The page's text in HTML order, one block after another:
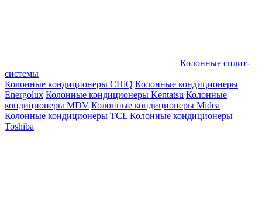
Колонные сплит-
системы
Колонные кондиционеры CHiQ Колонные кондиционеры
Energolux Колонные кондиционеры Kentatsu Колонные
кондиционеры MDV Колонные кондиционеры Midea
Колонные кондиционеры TCL Колонные кондиционеры
Toshiba